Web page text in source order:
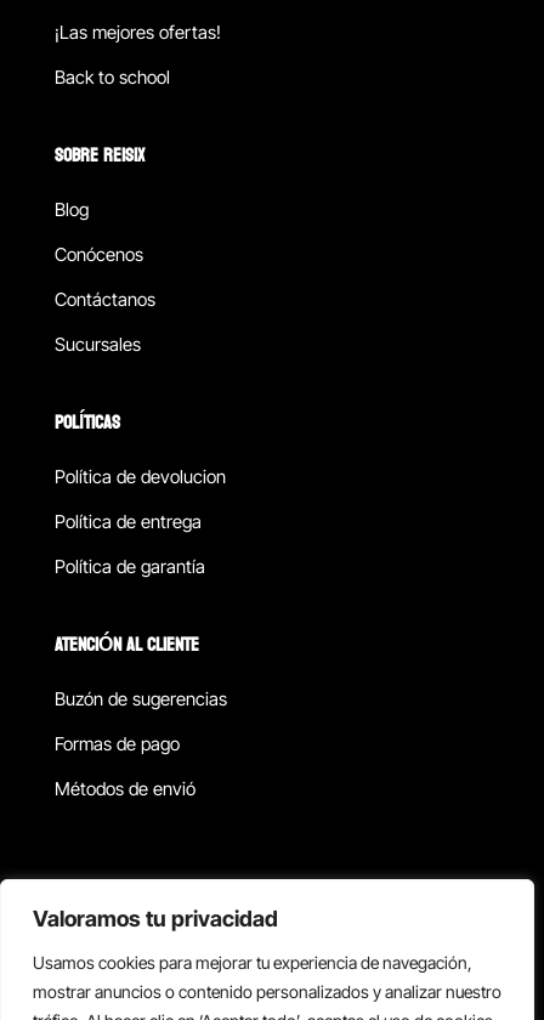
Valoramos tu privacidad
Usamos cookies para mejorar tu experiencia de navegación,
mostrar anuncios o contenido personalizados y analizar nuestro
¡Las mejores ofertas!
Back to school
SOBRE REISIX
Blog
Conócenos
Contáctanos
Sucursales
POLÍTICAS
Política de devolucion
Política de entrega
Política de garantía
ATENCIÓN AL CLIENTE
Buzón de sugerencias
Formas de pago
Métodos de envió
Copyright © 2026 Reisix. Todos los derechos reservados.